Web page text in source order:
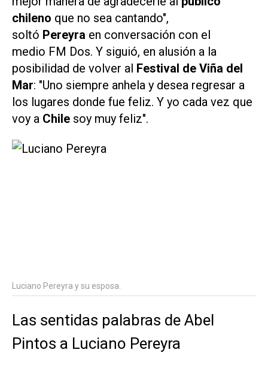
chileno que no sea cantando",
soltó Pereyra en conversación con el
medio FM Dos. Y siguió, en alusión a la
posibilidad de volver al Festival de Viña del
Mar: "Uno siempre anhela y desea regresar a
los lugares donde fue feliz. Y yo cada vez que
voy a Chile soy muy feliz".
Luciano Pereyra y su esposa.
Las sentidas palabras de Abel
Pintos a Luciano Pereyra